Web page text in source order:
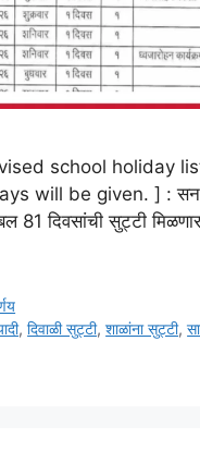
school holiday
be given. ] : सन
81 दिवसांची सुट्टी
,दिवाळी सुट्टी,शाळांना सुट्टी,